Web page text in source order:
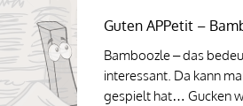
Guten APPetit –
Bamboozle – das
interessant. Da kann
gespielt hat… Gucken